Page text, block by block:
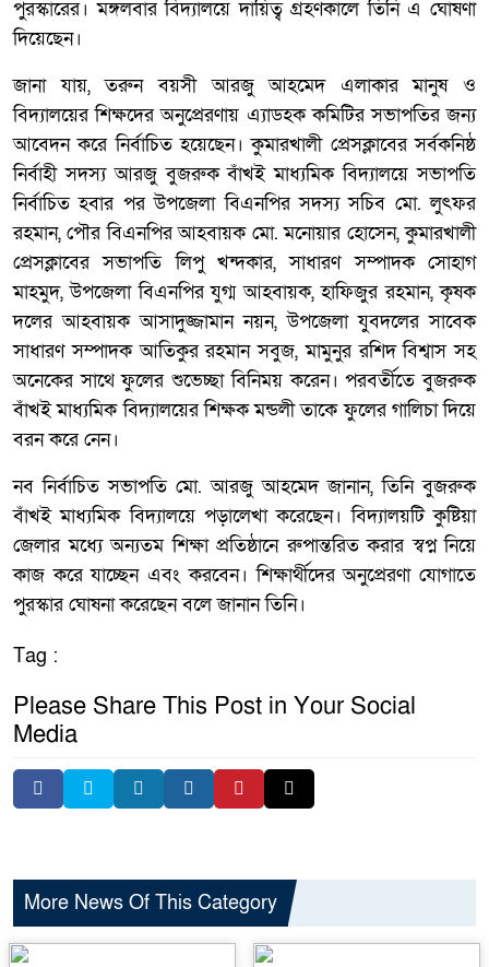
পুরস্কারের। মঙ্গলবার বিদ্যালয়ে দায়িত্ব গ্রহণকালে তিনি এ ঘোষণা
দিয়েছেন।
জানা যায়, তরুন বয়সী আরজু আহমেদ এলাকার মানুষ ও
বিদ্যালয়ের শিক্ষদের অনুপ্রেরণায় এ্যাডহক কমিটির সভাপতির জন্য
আবেদন করে নির্বাচিত হয়েছেন। কুমারখালী প্রেসক্লাবের সর্বকনিষ্ঠ
নির্বাহী সদস্য আরজু বুজরুক বাঁখই মাধ্যমিক বিদ্যালয়ে সভাপতি
নির্বাচিত হবার পর উপজেলা বিএনপির সদস্য সচিব মো. লুৎফর
রহমান, পৌর বিএনপির আহবায়ক মো. মনোয়ার হোসেন, কুমারখালী
প্রেসক্লাবের সভাপতি লিপু খন্দকার, সাধারণ সম্পাদক সোহাগ
মাহমুদ, উপজেলা বিএনপির যুগ্ম আহবায়ক, হাফিজুর রহমান, কৃষক
দলের আহবায়ক আসাদুজ্জামান নয়ন, উপজেলা যুবদলের সাবেক
সাধারণ সম্পাদক আতিকুর রহমান সবুজ, মামুনুর রশিদ বিশ্বাস সহ
অনেকের সাথে ফুলের শুভেচ্ছা বিনিময় করেন। পরবর্তীতে বুজরুক
বাঁখই মাধ্যমিক বিদ্যালয়ের শিক্ষক মন্ডলী তাকে ফুলের গালিচা দিয়ে
বরন করে নেন।
নব নির্বাচিত সভাপতি মো. আরজু আহমেদ জানান, তিনি বুজরুক
বাঁখই মাধ্যমিক বিদ্যালয়ে পড়ালেখা করেছেন। বিদ্যালয়টি কুষ্টিয়া
জেলার মধ্যে অন্যতম শিক্ষা প্রতিষ্ঠানে রুপান্তরিত করার স্বপ্ন নিয়ে
কাজ করে যাচ্ছেন এবং করবেন। শিক্ষার্থীদের অনুপ্রেরণা যোগাতে
পুরস্কার ঘোষনা করেছেন বলে জানান তিনি।
Tag :
Please Share This Post in Your Social
Media
More News Of This Category